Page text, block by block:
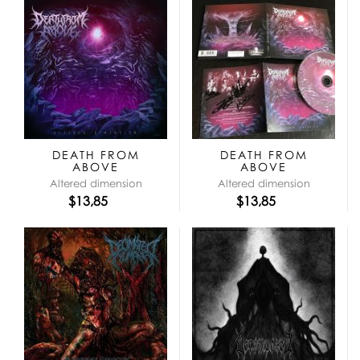
DEATH FROM
ABOVE
Altered dimension
$13,85
DEATH FROM
ABOVE
Altered dimension
$13,85